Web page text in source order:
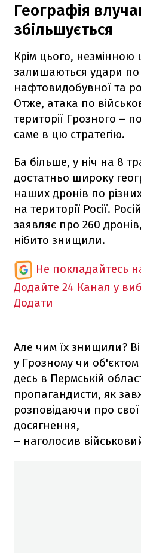
Географія
збільшується
Крім цього,
залишаються удари по
нафтовидобувної та
Отже, атака по
території Грозного –
саме в цю стратегію.
Ба більше, у ніч на 8
достатньо широку
наших дронів по
на території Росії.
заявляє про 260
нібито знищили.
Не покладайтесь
Додайте 24 Канал у
Додати
Але чим їх знищили?
у Грозному чи
десь в Пермській
пропагандисти, як
розповідаючи про свої
досягнення,
– наголосив